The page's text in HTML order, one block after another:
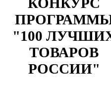
"100
ТОВАРОВ
РОССИИ"